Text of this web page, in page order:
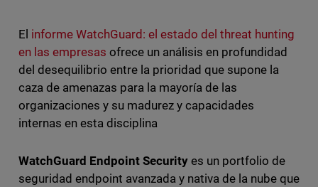
El informe WatchGuard: el estado del threat hunting
en las empresas ofrece un análisis en profundidad
del desequilibrio entre la prioridad que supone la
caza de amenazas para la mayoría de las
organizaciones y su madurez y capacidades
internas en esta disciplina
WatchGuard Endpoint Securityes un portfolio de
seguridad endpoint avanzada y nativa de la nube que